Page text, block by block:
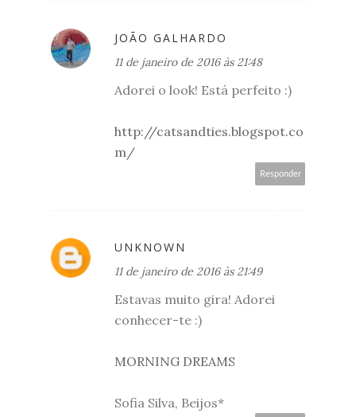
JOÃO GALHARDO
11 de janeiro de 2016 às 21:48
Adorei o look! Está perfeito :)
http://catsandties.blogspot.co
m/
Responder
UNKNOWN
11 de janeiro de 2016 às 21:49
Estavas muito gira! Adorei
conhecer-te :)
MORNING DREAMS
Sofia Silva, Beijos*